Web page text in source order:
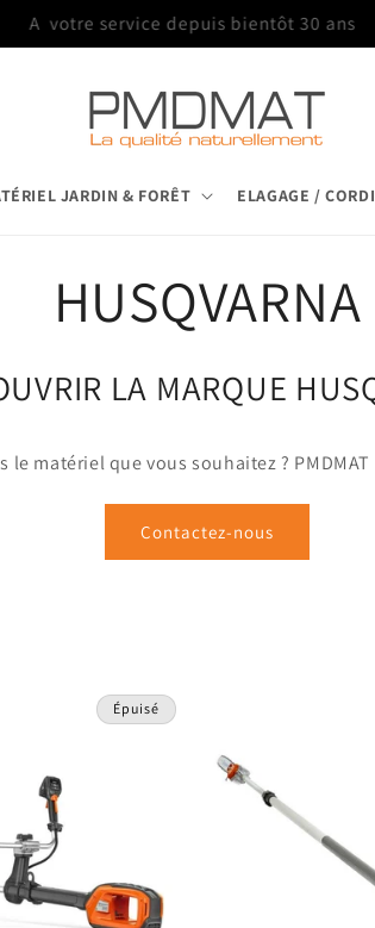
Trois agences pour vous servir
JARDIN & FORÊT ELAGAGE /
C
o
l
i
o
HUSQVARNA
LA MARQUE
le matériel que vous souhaitez ?
Contactez-nous
Épuisé